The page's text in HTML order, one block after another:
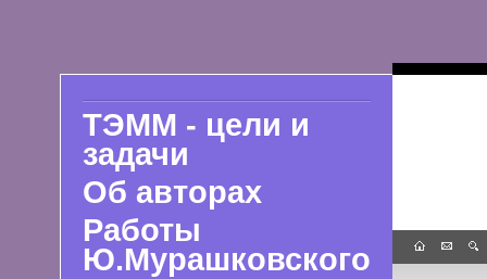
ТЭММ - цели и
задачи
Об авторах
Работы
Ю.Мурашковского